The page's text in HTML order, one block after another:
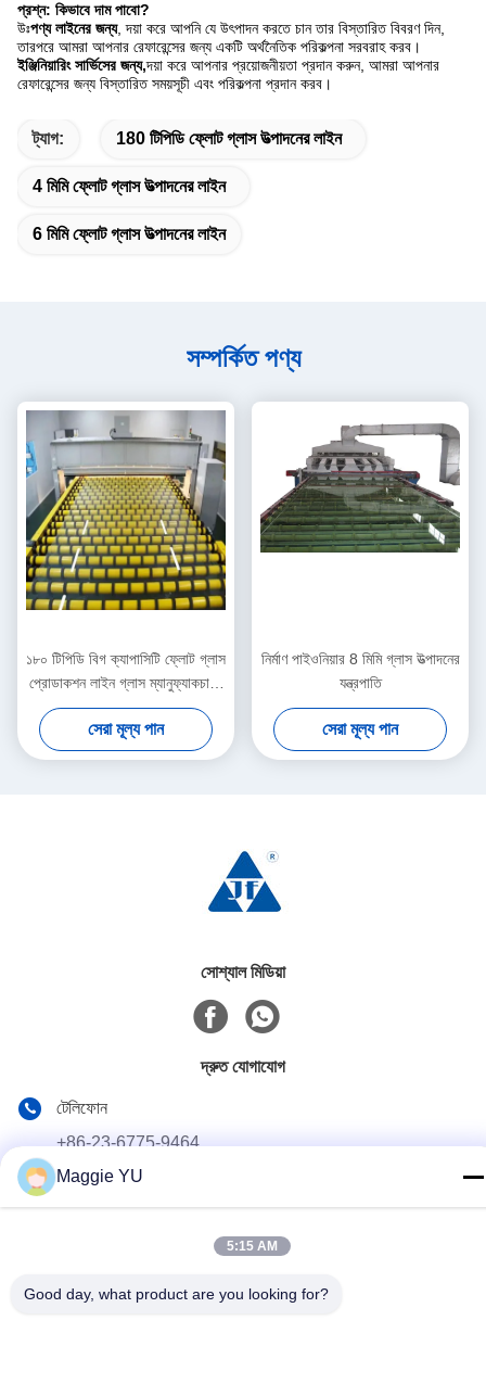
প্রশ্ন: কিভাবে দাম পাবো?
উঃপণ্য লাইনের জন্য, দয়া করে আপনি যে উৎপাদন করতে চান তার বিস্তারিত বিবরণ দিন,
তারপরে আমরা আপনার রেফারেন্সের জন্য একটি অর্থনৈতিক পরিকল্পনা সরবরাহ করব।
ইঞ্জিনিয়ারিং সার্ভিসের জন্য,দয়া করে আপনার প্রয়োজনীয়তা প্রদান করুন, আমরা আপনার
রেফারেন্সের জন্য বিস্তারিত সময়সূচী এবং পরিকল্পনা প্রদান করব।
ট্যাগ: 180 টিপিডি ফ্লোট গ্লাস উত্পাদনের লাইন
4 মিমি ফ্লোট গ্লাস উত্পাদনের লাইন
6 মিমি ফ্লোট গ্লাস উত্পাদনের লাইন
সম্পর্কিত পণ্য
১৮০ টিপিডি বিগ ক্যাপাসিটি ফ্লোট গ্লাস
প্রোডাকশন লাইন গ্লাস ম্যানুফ্যাকচারিং
মেশিন
সেরা মূল্য পান
নির্মাণ পাইওনিয়ার 8 মিমি গ্লাস উত্পাদনের
যন্ত্রপাতি
সেরা মূল্য পান
সোশ্যাল মিডিয়া
দ্রুত যোগাযোগ
টেলিফোন
+86-23-6775-9464
ই-মেইল
4 এফএল, বি 3 শনি বেইলিং, 98 নং স্টার রোড, নিউ উত্তর অঞ্চল, চংকিং, চীন
Maggie YU
5:15 AM
Good day, what product are you looking for?